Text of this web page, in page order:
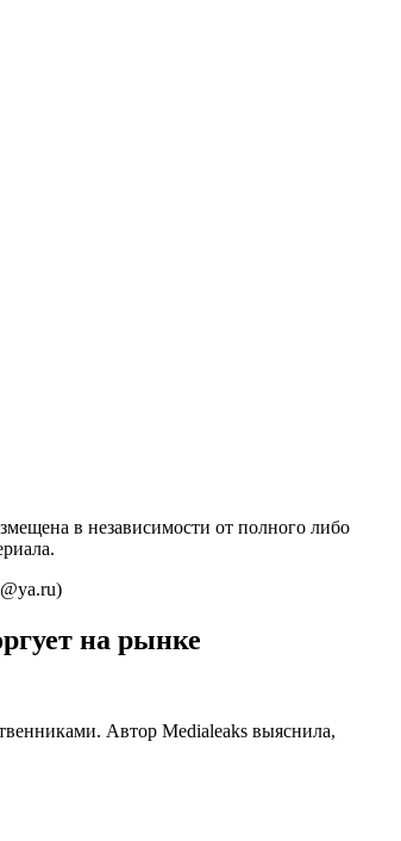
в независимости от полного либо
на рынке
Автор Medialeaks выяснила,